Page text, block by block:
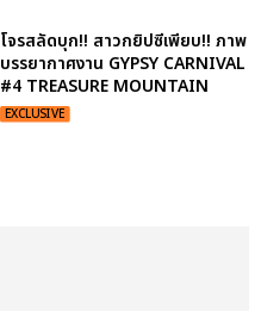
โจรสลัดบุก!! สาวกยิปซีเพียบ!! ภาพ
บรรยากาศงาน GYPSY CARNIVAL
#4 TREASURE MOUNTAIN
EXCLUSIVE